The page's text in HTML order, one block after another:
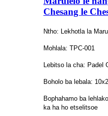
Chesang le
Ntho: Lekhotla la
Mohlala: TPC-001
Lebitso la cha: Padel
Boholo ba lebala:
Bophahamo ba
ka ha ho etselitsoe